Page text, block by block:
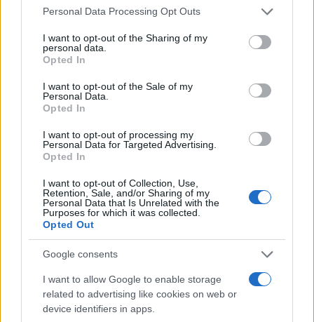
Personal Data Processing Opt Outs
I want to opt-out of the Sharing of my
personal data.
Opted In
I want to opt-out of the Sale of my
Personal Data.
Opted In
I want to opt-out of processing my
Personal Data for Targeted Advertising.
Opted In
I want to opt-out of Collection, Use,
Retention, Sale, and/or Sharing of my
Personal Data that Is Unrelated with the
Purposes for which it was collected.
Opted Out
Google consents
I want to allow Google to enable storage
related to advertising like cookies on web or
device identifiers in apps.
ancora più alti nei tratti brevi: è quanto emerso
condizioni invernali estreme. Al fine di valutare gli
effetti del freddo ed i suoi impatti sulle auto
elettriche, i tecnici dell’ADAC hanno sottoposto
una selezione di auto elettriche a un test in
con quelli ottenuti a 23 °C. Le automobili sono
partite con batteria e abitacolo completamente
freddi, senza preriscaldamento, ricreando una
situazione avversa molto simile a quella che si
verifica in inverno.Dalle prove emerge un dato
che alcune auto perdono fino alla metà
dell’autonomia rispetto ai valori estivi.
L’ADAC
precisa che si tratta di uno scenario limite,
pensato per simulare il caso più sfavorevole: nei
viaggi lunghi, infatti, il peso del riscaldamento